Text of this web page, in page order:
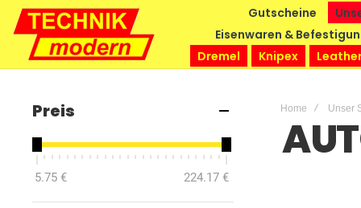
Gutscheine
Eisenwaren &
Dremel
Knipex
Home Unser
Preis
5.75 € 224.17 €